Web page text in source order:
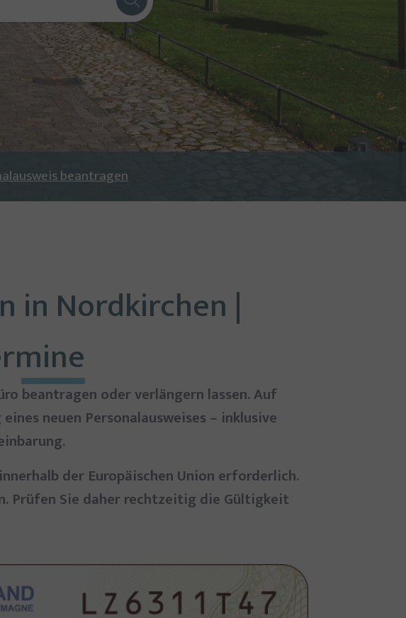
beantragen
in Nordkirchen |
beantragen oder verlängern lassen. Auf
neuen Personalausweises – inklusive
der Europäischen Union erforderlich.
Prüfen Sie daher rechtzeitig die Gültigkeit